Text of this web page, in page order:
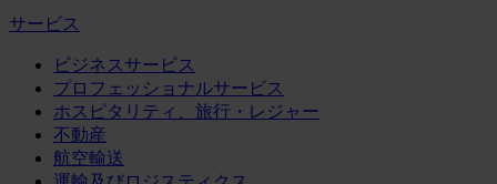
サービス
ビジネスサービス
プロフェッショナルサービス
ホスピタリティ、旅行・レジャー
不動産
航空輸送